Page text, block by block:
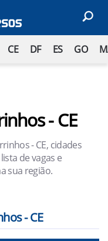
CE DF ES GO
- CE
- CE, cidades
de vagas e
sua região.
- CE